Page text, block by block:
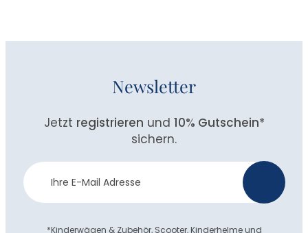
Newsletter
Jetzt registrieren und 10% Gutschein*
sichern.
Newsletter
Anmeldung
*Kinderwägen & Zubehör, Scooter, Kinderhelme und